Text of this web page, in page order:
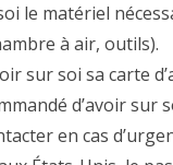
le matériel
à air, outils).
sur soi sa carte
d’avoir sur
en cas